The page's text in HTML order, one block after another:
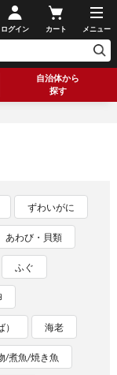
ログイン カート メニュー
自治体から
探す
ずわいがに
あわび・貝類
ふぐ
海老
/煮魚/焼き魚